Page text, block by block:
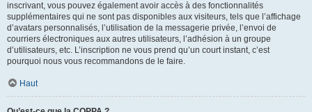
inscrivant, vous pouvez également avoir accès à des fonctionnalités
supplémentaires qui ne sont pas disponibles aux visiteurs, tels que l’affichage
d’avatars personnalisés, l’utilisation de la messagerie privée, l’envoi de
courriers électroniques aux autres utilisateurs, l’adhésion à un groupe
d’utilisateurs, etc. L’inscription ne vous prend qu’un court instant, c’est
pourquoi nous vous recommandons de le faire.
Haut